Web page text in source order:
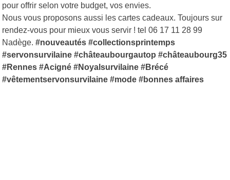
pour offrir selon votre budget, vos envies.
Nous vous proposons aussi les cartes cadeaux. Toujours sur
rendez-vous pour mieux vous servir ! tel 06 17 11 28 99
Nadège.#nouveautés #collectionsprintemps
#servonsurvilaine #châteaubourgautop #châteaubourg35
#Rennes #Acigné #Noyalsurvilaine #Brécé
#vêtementservonsurvilaine #mode #bonnes affaires